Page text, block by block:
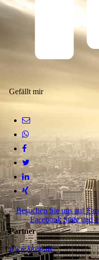
Gefällt mir
Besuchen Sie uns auf
Facebook Seite und
Partner
www.kioso.de